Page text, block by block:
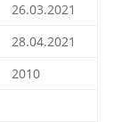
26.03.2021
28.04.2021
2010